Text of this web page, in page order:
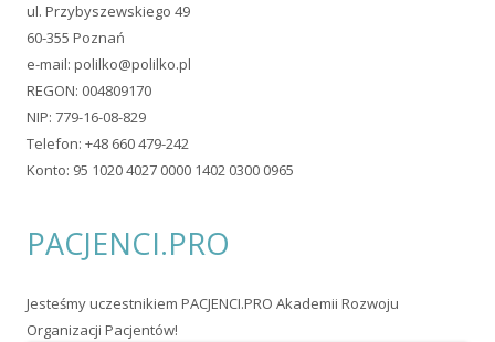
ul. Przybyszewskiego 49
60-355 Poznań
e-mail: polilko@polilko.pl
REGON: 004809170
NIP: 779-16-08-829
Telefon: +48 660 479-242
Konto: 95 1020 4027 0000 1402 0300 0965
PACJENCI.PRO
Jesteśmy uczestnikiem PACJENCI.PRO Akademii Rozwoju
Organizacji Pacjentów!